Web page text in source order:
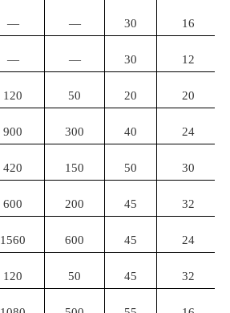
— — 30 16
— — 30 12
120 50 20 20
900 300 40 24
420 150 50 30
600 200 45 32
1560 600 45 24
120 50 45 32